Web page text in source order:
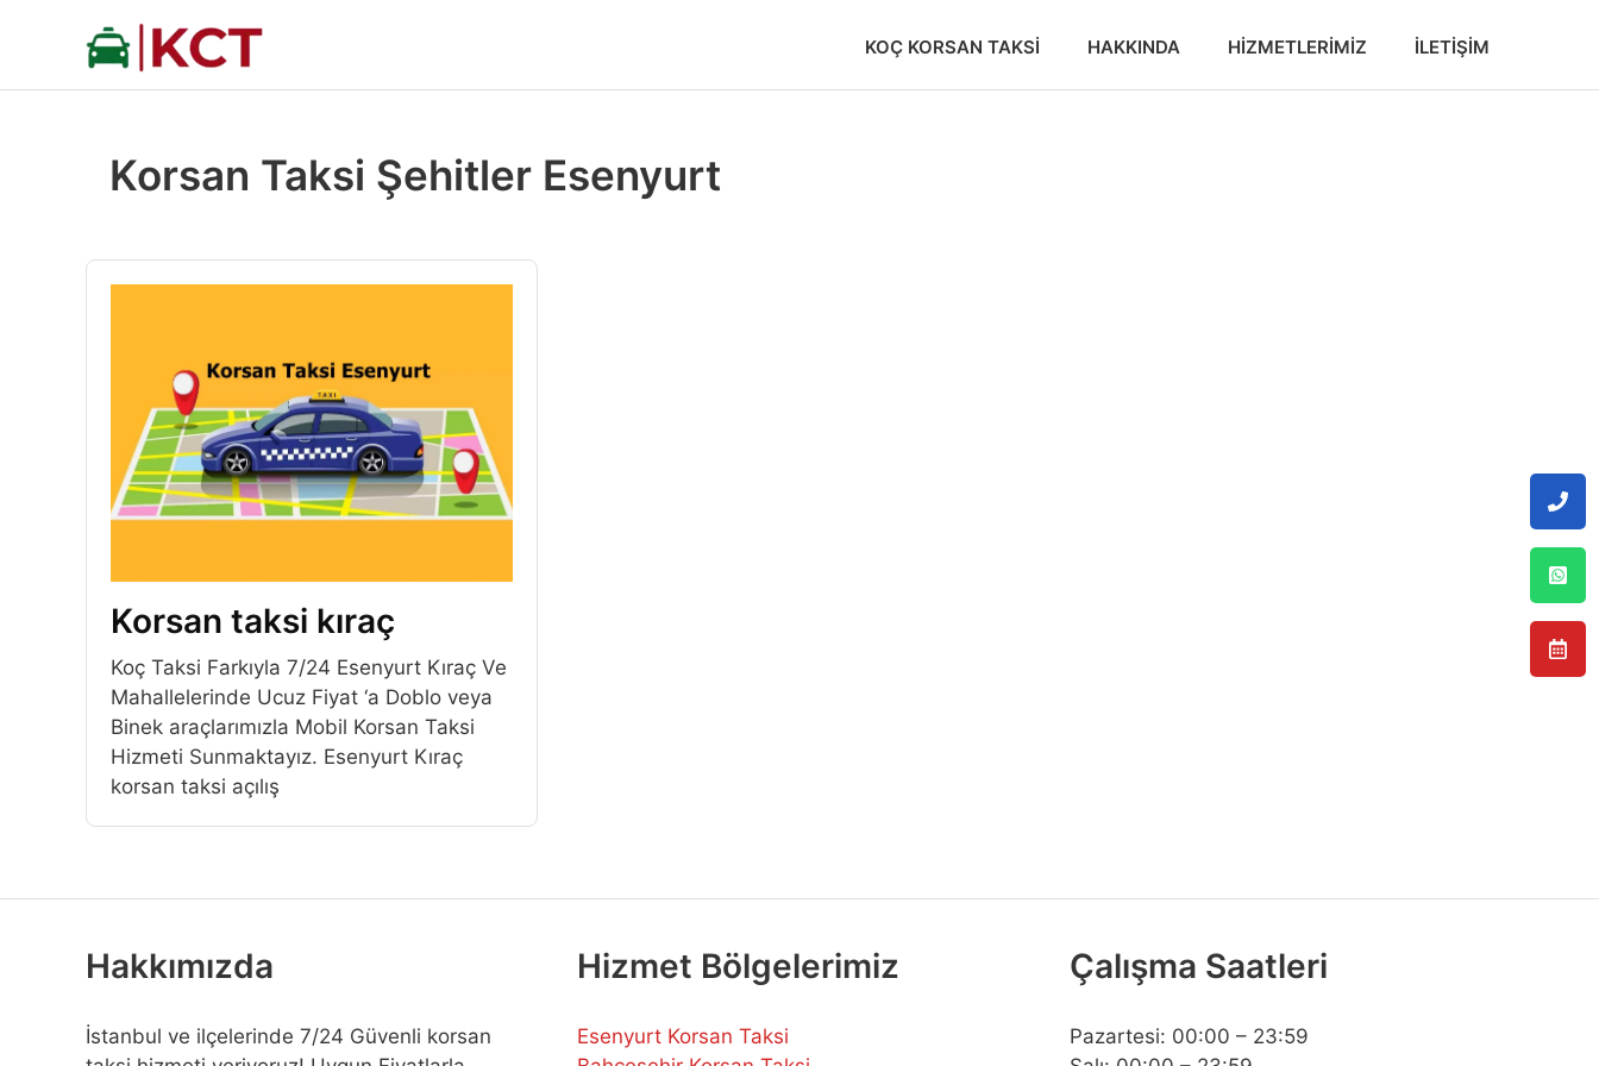
KOÇ KORSAN TAKSI HAKKINDA HIZMETLERIMIZ İLETIŞIM
Korsan Taksi Şehitler Esenyurt
Korsan taksi kıraç
Koç Taksi Farkıyla 7/24 Esenyurt Kıraç Ve
Mahallelerinde Ucuz Fiyat ‘a Doblo veya
Binek araçlarımızla Mobil Korsan Taksi
Hizmeti Sunmaktayız. Esenyurt Kıraç
korsan taksi açılış
Hakkımızda
İstanbul ve ilçelerinde 7/24 Güvenli korsan
Hizmet Bölgelerimiz
Esenyurt Korsan Taksi
Çalışma Saatleri
Pazartesi: 00:00 – 23:59